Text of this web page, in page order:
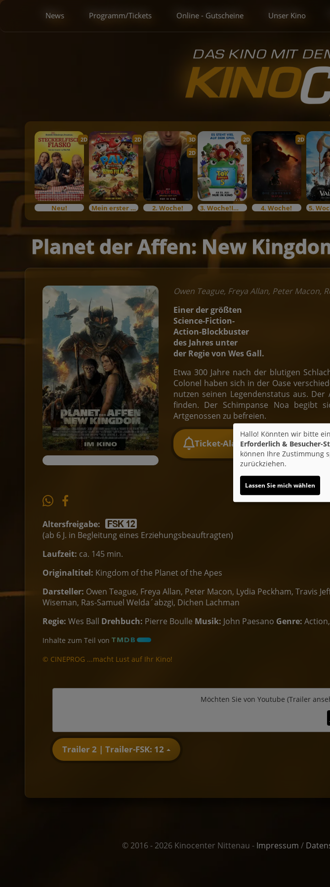
News Programm/Tickets Online - Gutscheine Unser Kino
2D
Neu!
2D
Mein erster Kinobesuch
3D
2D
2. Woche!
2D
3. Woche!Im Bundesstart
2D
4. Woche!
Planet der Affen: New
Owen Teague, Freya Allan, Peter Macon,
Einer der größten
Science-Fiction-
Action-Blockbuster
des Jahres unter
der Regie von Wes Gall.
Etwa 300 Jahre nach der blutigen
Colonel haben sich in der Oase
nutzen seinen Legendenstatus aus.
finden. Der Schimpanse Noa begibt
Artgenossen zu befreien.
Ticket-Alarm
Altersfreigabe:
(ab 6 J. in Begleitung eines Erziehungsbeauftragten)
Laufzeit: ca. 145 min.
Originaltitel: Kingdom of the Planet of the Apes
Darsteller: Owen Teague, Freya Allan, Peter Macon, Lydia Peckham, Travis
Wiseman, Ras-Samuel Welda´abzgi, Dichen Lachman
Regie: Wes Ball Drehbuch: Pierre Boulle Musik: John Paesano Genre:
Inhalte zum Teil von
© CINEPROG ...macht Lust auf Ihr Kino!
Möchten Sie von Youtube (Trailer
Trailer 2 | Trailer-FSK: 12
© 2016 - 2026 Kinocenter Nittenau - Impressum /
Hallo! Könnten wir bitte
Erforderlich & Besucher-
können Ihre Zustimmung
zurückziehen.
Lassen Sie mich wählen